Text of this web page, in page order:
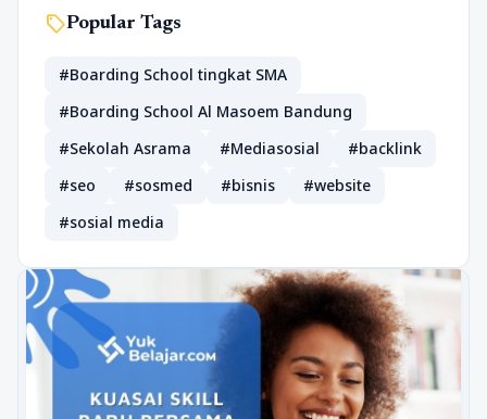
sellPopular Tags
#Boarding School tingkat SMA
#Boarding School Al Masoem Bandung
#Sekolah Asrama
#Mediasosial
#backlink
#seo
#sosmed #bisnis
#website
#sosial media